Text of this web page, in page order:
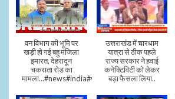
वन विभाग की भूमि पर
खड़ी हो गई बहु मंजिला
इमारत, देहरादून
चकराता रोड का
मामला...#news#india#video
उत्तराखंड में चारधाम
यात्रा से ठीक पहले
राज्य सरकार ने हवाई
कनेक्टिविटी को लेकर
बड़ा फैसला लिया..